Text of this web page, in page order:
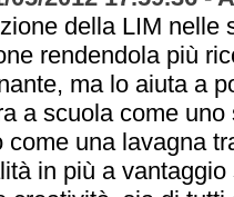
della LIM
rendendola più
ma lo aiuta a
a scuola come
come una lavagna
in più a